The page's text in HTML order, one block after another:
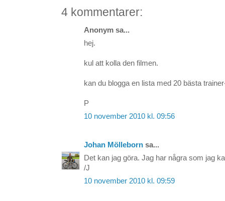
4 kommentarer:
Anonym sa...
hej.
kul att kolla den filmen.
kan du blogga en lista med 20 bästa
P
10 november 2010 kl. 09:56
Johan Mölleborn sa...
Det kan jag göra. Jag har några som jag
/J
10 november 2010 kl. 09:59